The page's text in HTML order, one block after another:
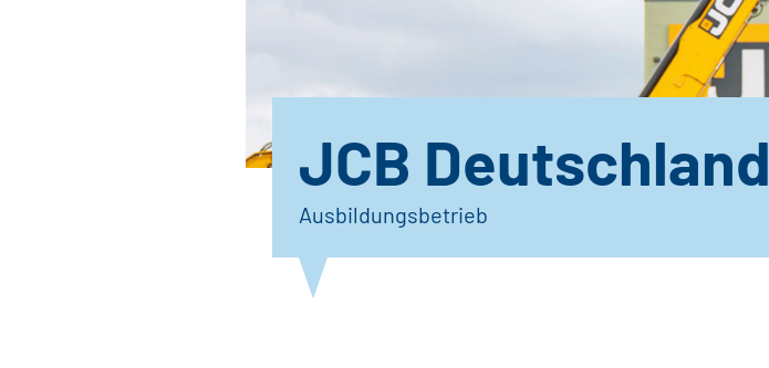
JCB Deutschland
Ausbildungsbetrieb